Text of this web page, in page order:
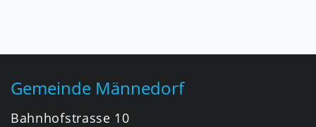
Gemeinde Männedorf
Bahnhofstrasse 10